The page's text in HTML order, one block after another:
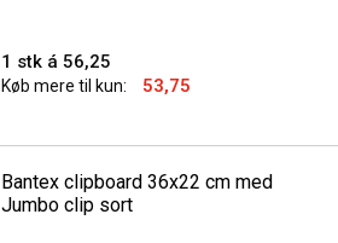
1 stk á 56,25
Køb mere til kun: 53,75
Bantex clipboard 36x22 cm med
Jumbo clip sort